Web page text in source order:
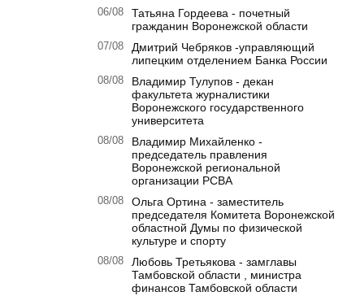
06/08
Татьяна Гордеева - почетный
гражданин Воронежской области
07/08
Дмитрий Чебряков -управляющий
липецким отделением Банка России
08/08
Владимир Тулупов - декан
факультета журналистики
Воронежского государственного
университета
08/08
Владимир Михайленко -
председатель правления
Воронежской региональной
организации РСВА
08/08
Ольга Ортина - заместитель
председателя Комитета Воронежской
областной Думы по физической
культуре и спорту
08/08
Любовь Третьякова - замглавы
Тамбовской области , министра
финансов Тамбовской области